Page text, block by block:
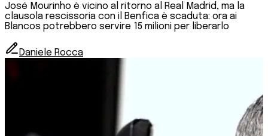
José Mourinho è vicino al ritorno al Real Madrid, ma la
clausola rescissoria con il Benfica è scaduta: ora ai
Blancos potrebbero servire 15 milioni per liberarlo
Daniele Rocca